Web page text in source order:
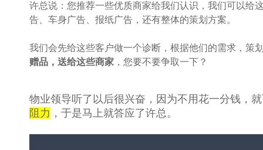
许总说：您推荐一些优质商家给我们认识，我们可以给
告、车身广告、报纸广告，还有整体的策划方案。
我们会先给这些客户做一个诊断，根据他们的需求，策
赠品，送给这些商家 ，您要不要争取一下？
物业领导听了以后很兴奋，因为不用花一分钱，
阻力 ，于是马上就答应了许总。